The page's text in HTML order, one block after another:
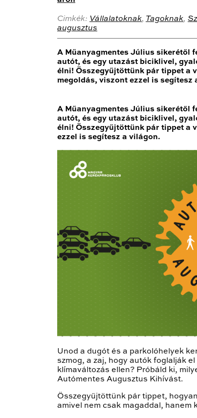
Cimkék: Vállalatoknak, Tagoknak,
augusztus
A Műanyagmentes Július sikerétől
autót, és egy utazást biciklivel,
élni! Összegyűjtöttünk pár tippet a
megoldás, viszont ezzel is segítesz
A Műanyagmentes Július sikerétől
autót, és egy utazást biciklivel,
élni! Összegyűjtöttünk pár tippet a
ezzel is segítesz a világon.
Unod a dugót és a parkolóhelyek
szmog, a zaj, hogy autók foglalják
klímaváltozás ellen? Próbáld ki,
Autómentes Augusztus Kihívást.
Összegyűjtöttünk pár tippet,
amivel nem csak magaddal, hanem